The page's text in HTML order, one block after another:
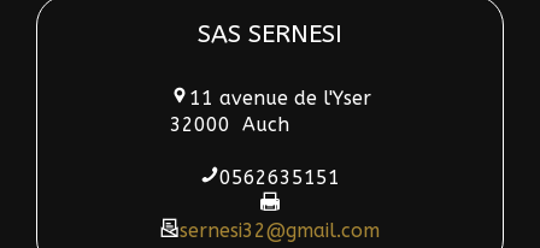
SAS SERNESI
11 avenue de l'Yser
32000 Auch
0562635151
sernesi32@gmail.com